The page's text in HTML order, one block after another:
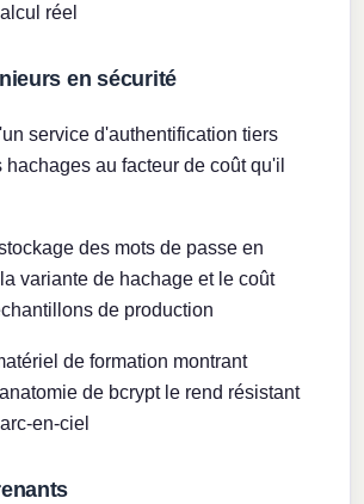
réel
en sécurité
service d'authentification tiers
hachages au facteur de coût qu'il
des mots de passe en
variante de hachage et le coût
de production
de formation montrant
de bcrypt le rend résistant
en-ciel